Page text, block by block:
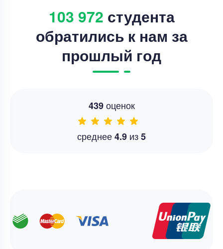
103 972 студента
обратились к нам за
прошлый год
439оценок
среднее4.9 из5